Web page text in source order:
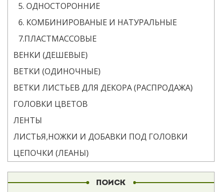
5. ОДНОСТОРОННИЕ
6. КОМБИНИРОВАНЫЕ И НАТУРАЛЬНЫЕ
7.ПЛАСТМАССОВЫЕ
ВЕНКИ (ДЕШЕВЫЕ)
ВЕТКИ (ОДИНОЧНЫЕ)
ВЕТКИ ЛИСТЬЕВ ДЛЯ ДЕКОРА (РАСПРОДАЖА)
ГОЛОВКИ ЦВЕТОВ
ЛЕНТЫ
ЛИСТЬЯ,НОЖКИ И ДОБАВКИ ПОД ГОЛОВКИ
ЦЕПОЧКИ (ЛЕАНЫ)
ПОИСК